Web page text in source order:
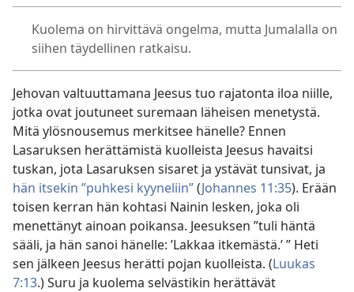
Kuolema on hirvittävä ongelma, mutta Jumalalla on
siihen täydellinen ratkaisu.
Jehovan valtuuttamana Jeesus tuo rajatonta iloa niille,
jotka ovat joutuneet suremaan läheisen menetystä.
Mitä ylösnousemus merkitsee hänelle? Ennen
Lasaruksen herättämistä kuolleista Jeesus havaitsi
tuskan, jota Lasaruksen sisaret ja ystävät tunsivat, ja
hän itsekin ”puhkesi kyyneliin”(Johannes 11:35). Erään
toisen kerran hän kohtasi Nainin lesken, joka oli
menettänyt ainoan poikansa. Jeesuksen ”tuli häntä
sääli, ja hän sanoi hänelle: ’Lakkaa itkemästä.’ ” Heti
sen jälkeen Jeesus herätti pojan kuolleista. (Luukas
7:13.) Suru ja kuolema selvästikin herättävät